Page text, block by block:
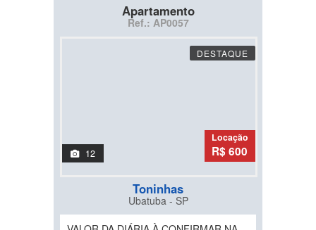
Apartamento
Ref.: AP0057
DESTAQUE
12
Locação
R$ 600
Toninhas
Ubatuba - SP